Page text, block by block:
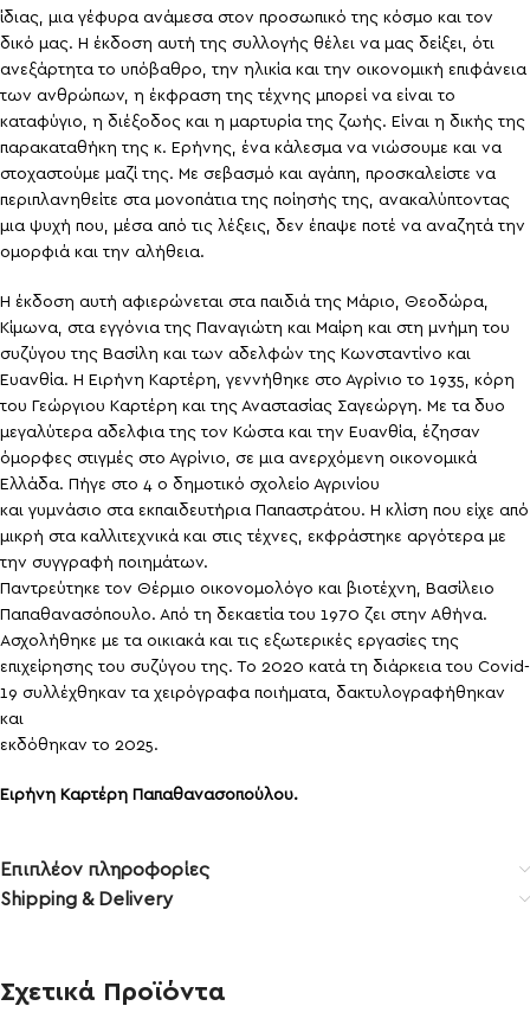
ίδιας, μια γέφυρα ανάμεσα στον προσωπικό της κόσμο και τον
δικό μας. Η έκδοση αυτή της συλλογής θέλει να μας δείξει, ότι
ανεξάρτητα το υπόβαθρο, την ηλικία και την οικονομική επιφάνεια
των ανθρώπων, η έκφραση της τέχνης μπορεί να είναι το
καταφύγιο, η διέξοδος και η μαρτυρία της ζωής. Είναι η δικής της
παρακαταθήκη της κ. Ερήνης, ένα κάλεσμα να νιώσουμε και να
στοχαστούμε μαζί της. Με σεβασμό και αγάπη, προσκαλείστε να
περιπλανηθείτε στα μονοπάτια της ποίησής της, ανακαλύπτοντας
μια ψυχή που, μέσα από τις λέξεις, δεν έπαψε ποτέ να αναζητά την
ομορφιά και την αλήθεια.
Η έκδοση αυτή αφιερώνεται στα παιδιά της Μάριο, Θεοδώρα,
Κίμωνα, στα εγγόνια της Παναγιώτη και Μαίρη και στη μνήμη του
συζύγου της Βασίλη και των αδελφών της Κωνσταντίνο και
Ευανθία. Η Ειρήνη Καρτέρη, γεννήθηκε στο Αγρίνιο το 1935, κόρη
του Γεώργιου Καρτέρη και της Αναστασίας Σαγεώργη. Με τα δυο
μεγαλύτερα αδελφια της τον Κώστα και την Ευανθία, έζησαν
όμορφες στιγμές στο Αγρίνιο, σε μια ανερχόμενη οικονομικά
Ελλάδα. Πήγε στο 4 ο δημοτικό σχολείο Αγρινίου
και γυμνάσιο στα εκπαιδευτήρια Παπαστράτου. Η κλίση που είχε από
μικρή στα καλλιτεχνικά και στις τέχνες, εκφράστηκε αργότερα με
την συγγραφή ποιημάτων.
Παντρεύτηκε τον Θέρμιο οικονομολόγο και βιοτέχνη, Βασίλειο
Παπαθανασόπουλο. Από τη δεκαετία του 1970 ζει στην Αθήνα.
Ασχολήθηκε με τα οικιακά και τις εξωτερικές εργασίες της
επιχείρησης του συζύγου της. Το 2020 κατά τη διάρκεια του Covid-
19 συλλέχθηκαν τα χειρόγραφα ποιήματα, δακτυλογραφήθηκαν
και
εκδόθηκαν το 2025.
Ειρήνη Καρτέρη Παπαθανασοπούλου.
Επιπλέον πληροφορίες
Shipping & Delivery
Σχετικά Προϊόντα